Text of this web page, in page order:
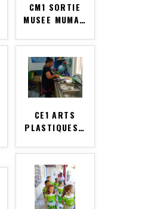
CM1 SORTIE
MUSEE MUMA…
CE1 ARTS
PLASTIQUES…